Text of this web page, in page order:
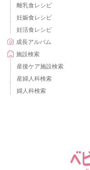
離乳食レシピ
妊娠食レシピ
妊活食レシピ
成長アルバム
施設検索
産後ケア施設検索
産婦人科検索
婦人科検索